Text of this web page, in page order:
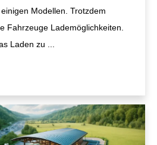
Modellen. Trotzdem
Fahrzeuge Lademöglichkeiten.
Laden zu